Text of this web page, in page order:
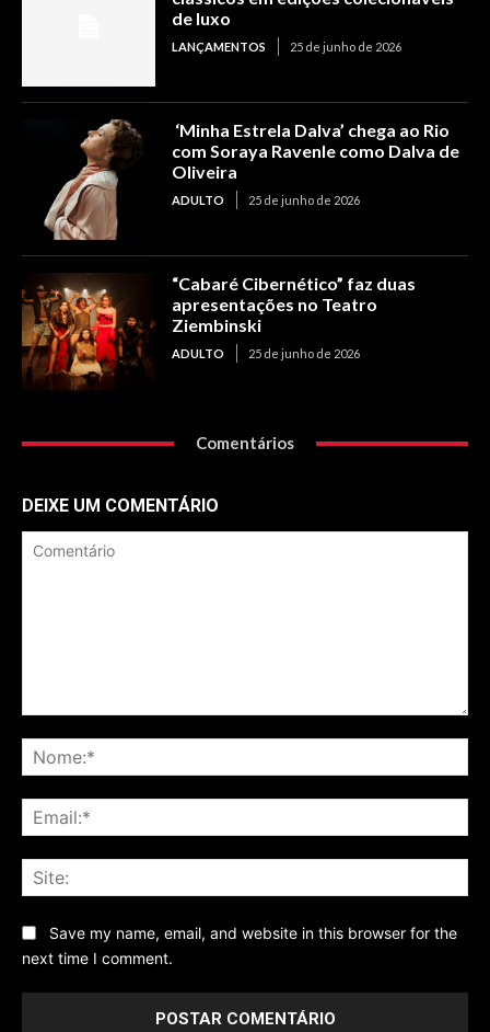
de luxo
LANÇAMENTOS 25 de junho de 2026
‘Minha Estrela Dalva’ chega ao Rio
com Soraya Ravenle como Dalva de
Oliveira
ADULTO 25 de junho de 2026
“Cabaré Cibernético” faz duas
apresentações no Teatro
Ziembinski
ADULTO 25 de junho de 2026
Comentários
DEIXE UM COMENTÁRIO
Save my name, email, and website in this browser for the
next time I comment.